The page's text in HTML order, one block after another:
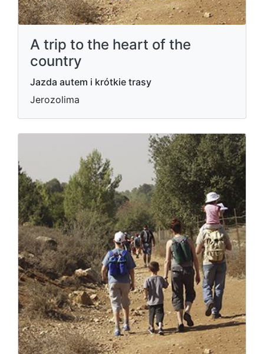
A trip to the heart of the
country
Jazda autem i krótkie trasy
Jerozolima